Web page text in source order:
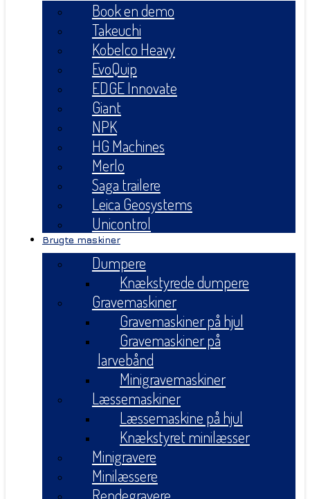
Book en demo
Takeuchi
Kobelco Heavy
EvoQuip
EDGE Innovate
Giant
NPK
HG Machines
Merlo
Saga trailere
Leica Geosystems
Unicontrol
Brugte maskiner
Dumpere
Knækstyrede dumpere
Gravemaskiner
Gravemaskiner på hjul
Gravemaskiner på
larvebånd
Minigravemaskiner
Læssemaskiner
Læssemaskine på hjul
Knækstyret minilæsser
Minigravere
Minilæssere
Rendegravere